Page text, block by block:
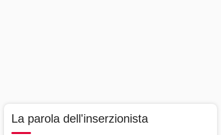
La parola dell'inserzionista